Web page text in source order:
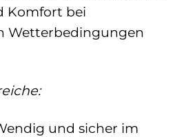
Komfort bei
Wetterbedingungen
und sicher im